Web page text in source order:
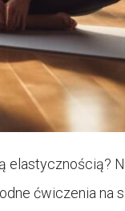
ćwiczenia na